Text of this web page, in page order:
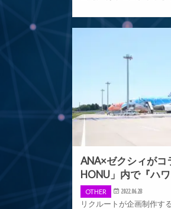
ANA×ゼクシィがコ
HONU」内で『ハ
OTHER 2022.06.28
リクルートが企画制作す